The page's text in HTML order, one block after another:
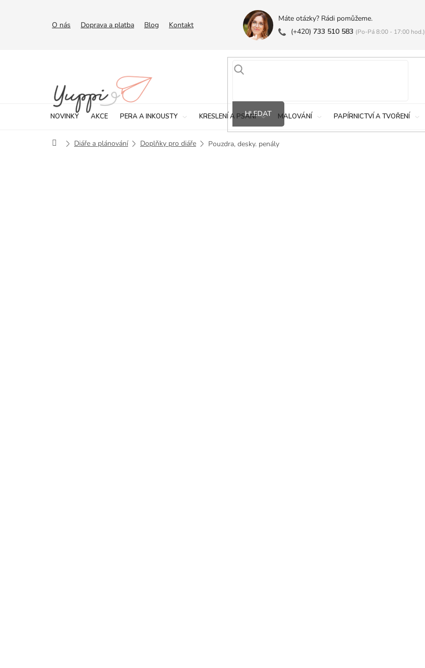
O nás Doprava a platba Blog Kontakt
Máte otázky? Rádi pomůžeme.
(+420) 733 510 583 (Po-Pá 8:00 - 17:00 hod.)
HLEDAT
NOVINKY AKCE PERA A INKOUSTY KRESLENÍ A PSANÍ MALOVÁNÍ PAPÍRNICTVÍ A TVOŘENÍ
DomůDiáře a plánování Doplňky pro diáře Pouzdra, desky. penály